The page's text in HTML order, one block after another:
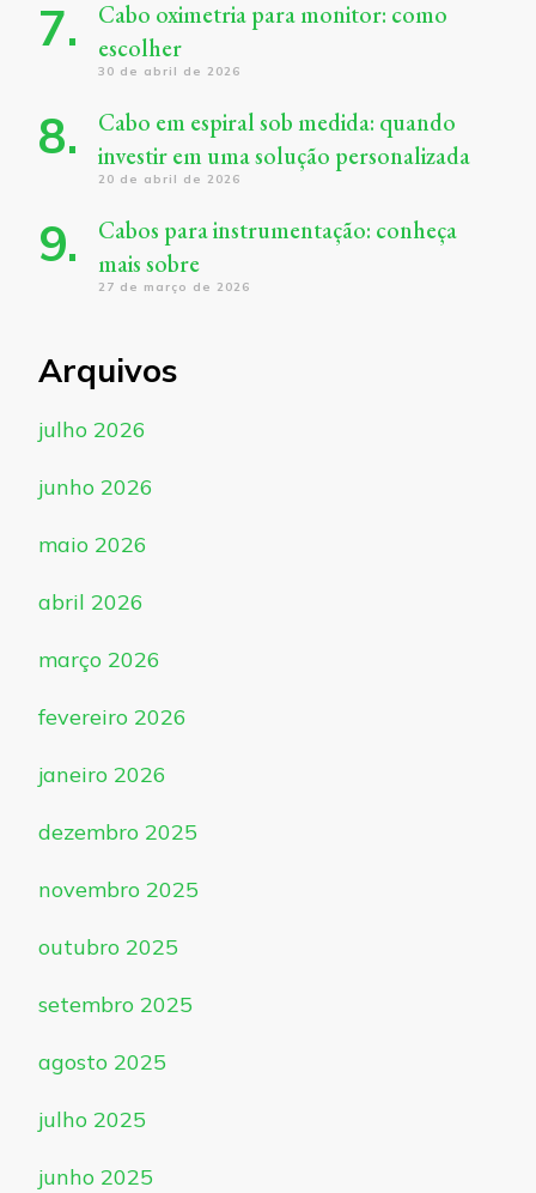
Cabo oximetria para monitor: como
escolher
30 de abril de 2026
Cabo em espiral sob medida: quando
investir em uma solução personalizada
20 de abril de 2026
Cabos para instrumentação: conheça
mais sobre
27 de março de 2026
Arquivos
julho 2026
junho 2026
maio 2026
abril 2026
março 2026
fevereiro 2026
janeiro 2026
dezembro 2025
novembro 2025
outubro 2025
setembro 2025
agosto 2025
julho 2025
junho 2025